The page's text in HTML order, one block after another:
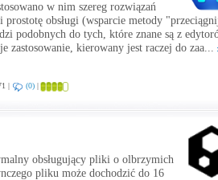
w nim szereg rozwiązań
prostotę obsługi (wsparcie metody
podobnych do tych, które znane są z
zastosowanie, kierowany jest raczej do zaa...
| (0) |
obsługujący pliki o olbrzymich
pliku może dochodzić do 16